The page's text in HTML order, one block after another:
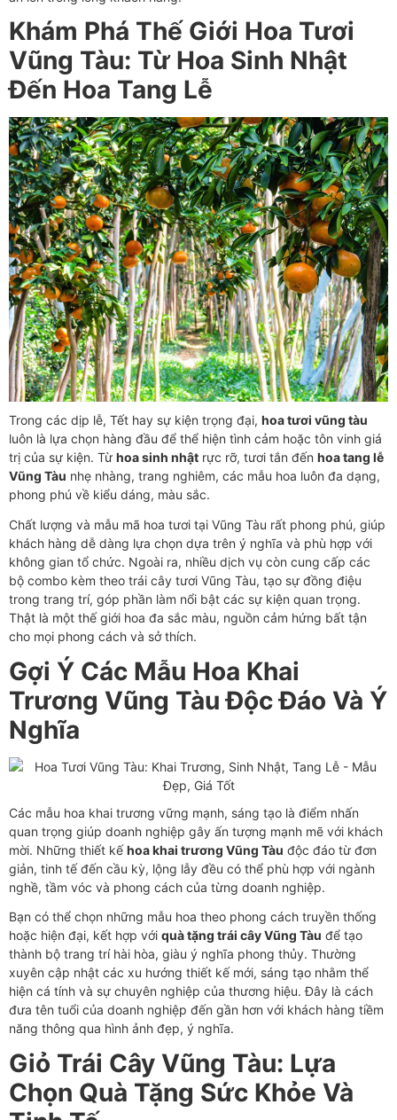
Khám Phá Thế Giới Hoa Tươi
Vũng Tàu: Từ Hoa Sinh Nhật
Đến Hoa Tang Lễ
Trong các dịp lễ, Tết hay sự kiện trọng đại, hoa tươi vũng tàu
luôn là lựa chọn hàng đầu để thể hiện tình cảm hoặc tôn vinh giá
trị của sự kiện. Từ hoa sinh nhật rực rỡ, tươi tắn đến hoa tang lễ
Vũng Tàu nhẹ nhàng, trang nghiêm, các mẫu hoa luôn đa dạng,
phong phú về kiểu dáng, màu sắc.
Chất lượng và mẫu mã hoa tươi tại Vũng Tàu rất phong phú, giúp
khách hàng dễ dàng lựa chọn dựa trên ý nghĩa và phù hợp với
không gian tổ chức. Ngoài ra, nhiều dịch vụ còn cung cấp các
bộ combo kèm theo trái cây tươi Vũng Tàu, tạo sự đồng điệu
trong trang trí, góp phần làm nổi bật các sự kiện quan trọng.
Thật là một thế giới hoa đa sắc màu, nguồn cảm hứng bất tận
cho mọi phong cách và sở thích.
Gợi Ý Các Mẫu Hoa Khai
Trương Vũng Tàu Độc Đáo Và Ý
Nghĩa
Các mẫu hoa khai trương vững mạnh, sáng tạo là điểm nhấn
quan trọng giúp doanh nghiệp gây ấn tượng mạnh mẽ với khách
mời. Những thiết kếhoa khai trương Vũng Tàu độc đáo từ đơn
giản, tinh tế đến cầu kỳ, lộng lẫy đều có thể phù hợp với ngành
nghề, tầm vóc và phong cách của từng doanh nghiệp.
Bạn có thể chọn những mẫu hoa theo phong cách truyền thống
hoặc hiện đại, kết hợp với quà tặng trái cây Vũng Tàu để tạo
thành bộ trang trí hài hòa, giàu ý nghĩa phong thủy. Thường
xuyên cập nhật các xu hướng thiết kế mới, sáng tạo nhằm thể
hiện cá tính và sự chuyên nghiệp của thương hiệu. Đây là cách
đưa tên tuổi của doanh nghiệp đến gần hơn với khách hàng tiềm
năng thông qua hình ảnh đẹp, ý nghĩa.
Giỏ Trái Cây Vũng Tàu: Lựa
Chọn Quà Tặng Sức Khỏe Và